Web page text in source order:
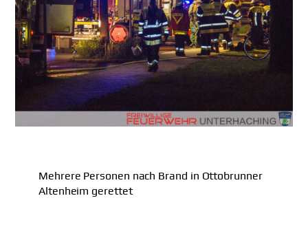
Mehrere Personen nach Brand in Ottobrunner
Altenheim gerettet